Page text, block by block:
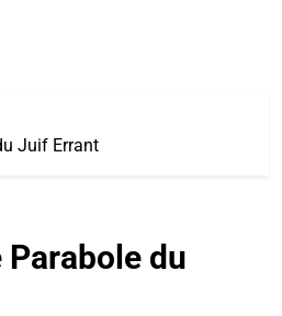
Juif Errant
Parabole du